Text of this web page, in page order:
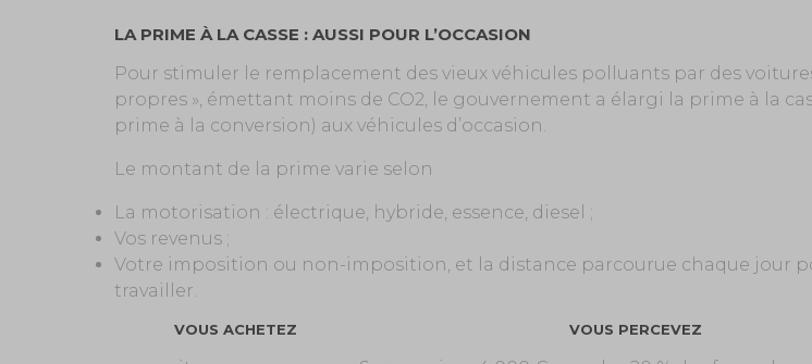
LA PRIME À LA CASSE : AUSSI POUR L’OCCASION
Pour stimuler le remplacement des vieux véhicules polluants par des
propres », émettant moins de CO2, le gouvernement a élargi la prime à la
prime à la conversion) aux véhicules d’occasion.
Le montant de la prime varie selon
La motorisation : électrique, hybride, essence, diesel ;
Vos revenus ;
Votre imposition ou non-imposition, et la distance parcourue chaque jour
travailler.
VOUS ACHETEZ VOUS PERCEVEZ